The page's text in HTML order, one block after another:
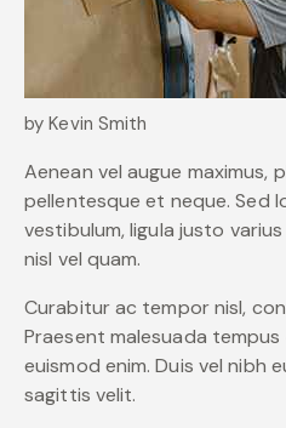
by Kevin Smith
Aenean vel augue maximus,
pellentesque et neque. Sed
vestibulum, ligula justo
nisl vel quam.
Curabitur ac tempor nisl,
Praesent malesuada
euismod enim. Duis vel nibh
sagittis velit.